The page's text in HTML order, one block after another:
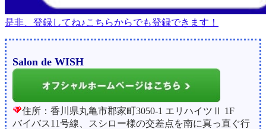
是非、登録してね♪こちらからでも登録できます！
Salon de WISH
住所：香川県丸亀市郡家町3050-1 エリハイツⅡ 1F
バイバス11号線、スシロー様の交差点を南に真っ直ぐ行